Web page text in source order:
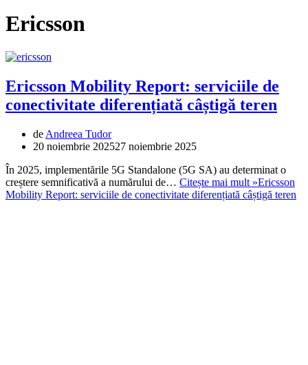
Ericsson
Ericsson Mobility Report: serviciile de
conectivitate diferențiată câștigă teren
de Andreea Tudor
20 noiembrie 202527 noiembrie 2025
În 2025, implementările 5G Standalone (5G SA) au determinat o
creștere semnificativă a numărului de… Citește mai mult »Ericsson
Mobility Report: serviciile de conectivitate diferențiată câștigă teren